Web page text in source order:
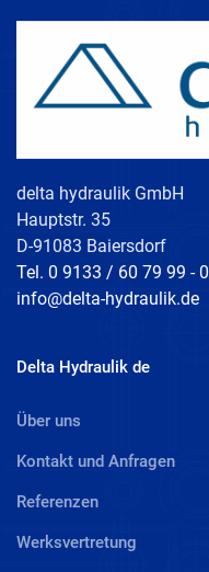
delta hydraulik GmbH
Hauptstr. 35
D-91083 Baiersdorf
Tel. 0 9133 / 60 79 99 - 0
info@delta-hydraulik.de
Delta Hydraulik de
Über uns
Kontakt und Anfragen
Referenzen
Werksvertretung